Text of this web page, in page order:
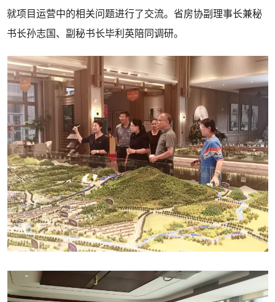
就项目运营中的相关问题进行了交流。省房协副理事长兼秘
书长孙志国、副秘书长毕利英陪同调研。